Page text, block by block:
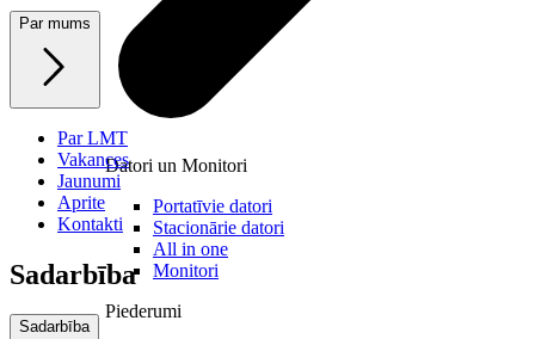
Datori un Monitori
Portatīvie datori
Stacionārie datori
All in one
Monitori
Piederumi
Par mums
Par LMT
Vakances
Jaunumi
Aprite
Kontakti
Sadarbība
Sadarbība